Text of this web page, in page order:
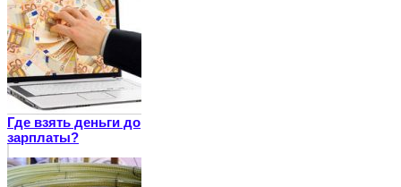
Где взять деньги до
зарплаты?